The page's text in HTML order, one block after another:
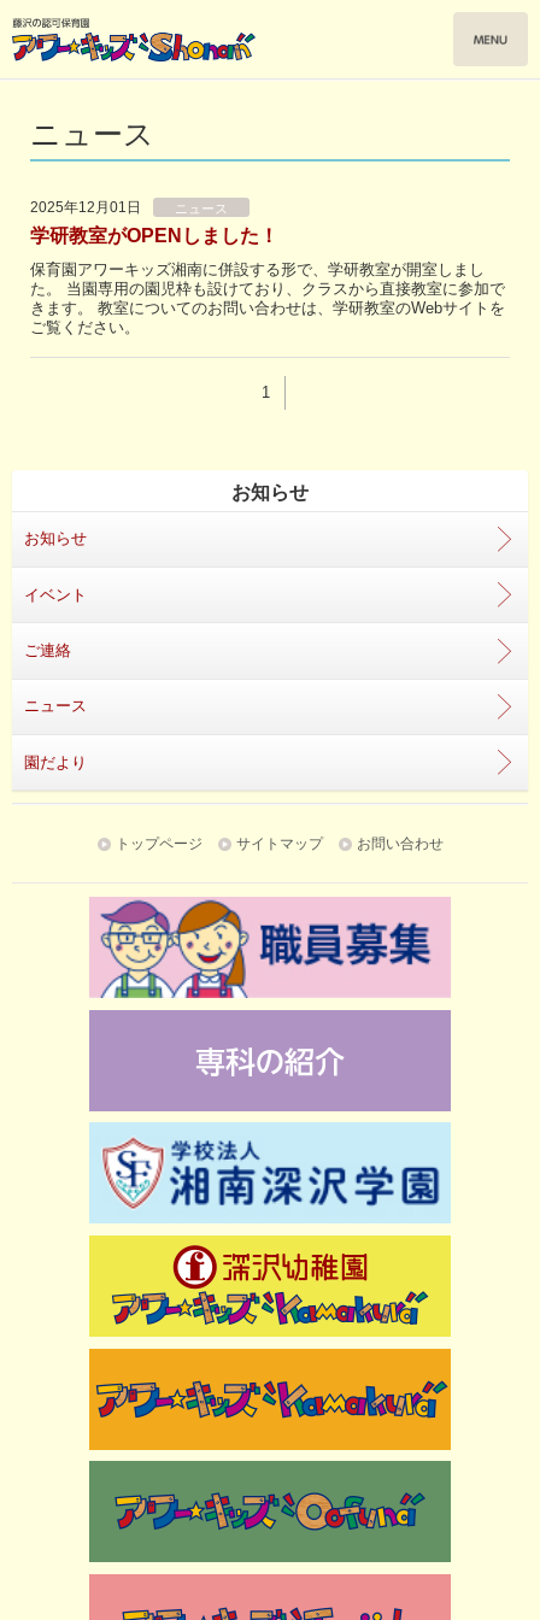
ニュース
2025年12月01日 ニュース
学研教室がOPENしました！
保育園アワーキッズ湘南に併設する形で、学研教室が開室しまし
た。 当園専用の園児枠も設けており、クラスから直接教室に参加で
きます。 教室についてのお問い合わせは、学研教室のWebサイトを
ご覧ください。
1
お知らせ
お知らせ
イベント
ご連絡
ニュース
園だより
トップページ サイトマップ お問い合わせ